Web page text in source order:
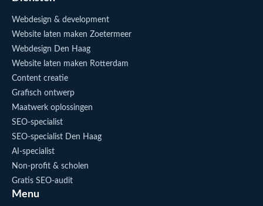
Webdesign & development
Website laten maken Zoetermeer
Webdesign Den Haag
Website laten maken Rotterdam
Content creatie
Grafisch ontwerp
Maatwerk oplossingen
SEO-specialist
SEO-specialist Den Haag
AI-specialist
Non-profit & scholen
Gratis SEO-audit
Menu